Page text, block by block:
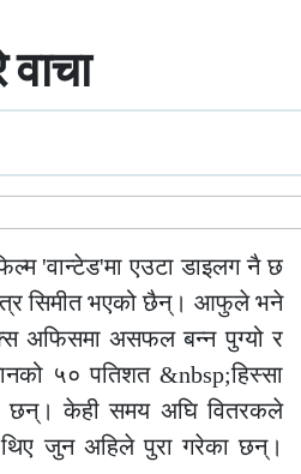
'वान्टेड'मा एउटा डाइलग नै छ
सिमीत भएको छैन्। आफुले भने
अफिसमा असफल बन्न पुग्यो र
५० पतिशत &nbsp;हिस्सा
छन्। केही समय अघि वितरकले
थिए जुन अहिले पुरा गरेका छन्।